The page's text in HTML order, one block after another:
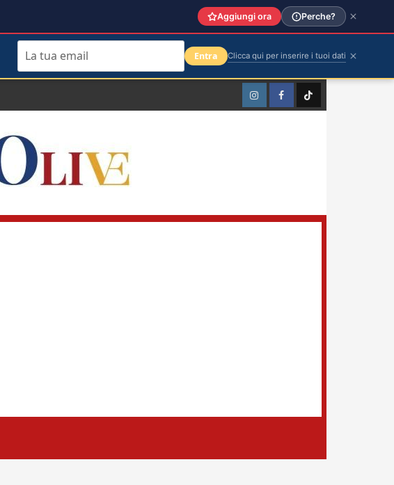
InstagramFacebookTikTok
Aggiungi ora Perche?
Entra Clicca qui per inserire i tuoi dati